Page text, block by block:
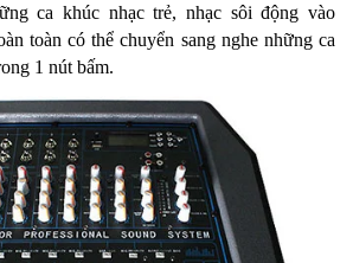
ca khúc nhạc trẻ, nhạc sôi động vào
toàn có thể chuyển sang nghe những ca
1 nút bấm.